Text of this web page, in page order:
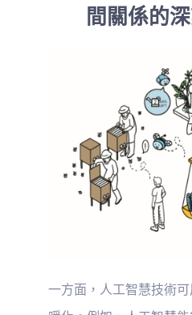
間關係的
一方面，人工智慧技術